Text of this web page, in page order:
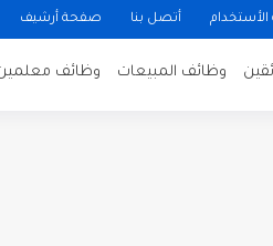
أتصل بنا صفحة أرشيف
وظائف المبيعات وظائف